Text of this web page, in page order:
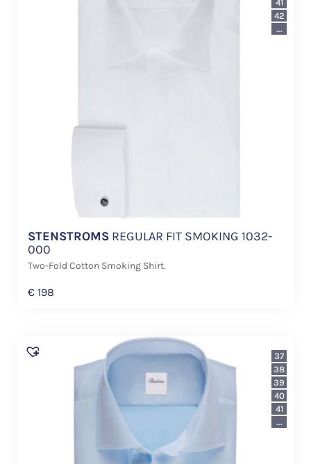
STENSTROMS REGULAR FIT SMOKING 1032-
000
Two-Fold Cotton Smoking Shirt.
€ 198
41
42
...
37
38
39
40
41
...